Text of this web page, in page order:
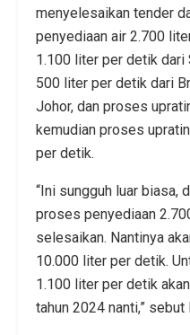
menyelesaikan tender
penyediaan air 2.700
1.100 liter per detik dari
500 liter per detik dari
Johor, dan proses
kemudian proses
per detik.
“Ini sungguh luar biasa,
proses penyediaan
selesaikan. Nantinya
10.000 liter per detik.
1.100 liter per detik
tahun 2024 nanti,” sebut